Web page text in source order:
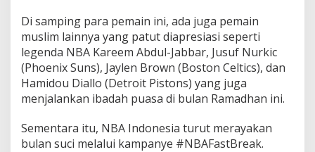
Di samping para pemain ini, ada juga pemain
muslim lainnya yang patut diapresiasi seperti
legenda NBA Kareem Abdul-Jabbar, Jusuf Nurkic
(Phoenix Suns), Jaylen Brown (Boston Celtics), dan
Hamidou Diallo (Detroit Pistons) yang juga
menjalankan ibadah puasa di bulan Ramadhan ini.
Sementara itu, NBA Indonesia turut merayakan
bulan suci melalui kampanye #NBAFastBreak.